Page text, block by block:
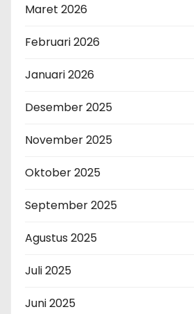
Maret 2026
Februari 2026
Januari 2026
Desember 2025
November 2025
Oktober 2025
September 2025
Agustus 2025
Juli 2025
Juni 2025